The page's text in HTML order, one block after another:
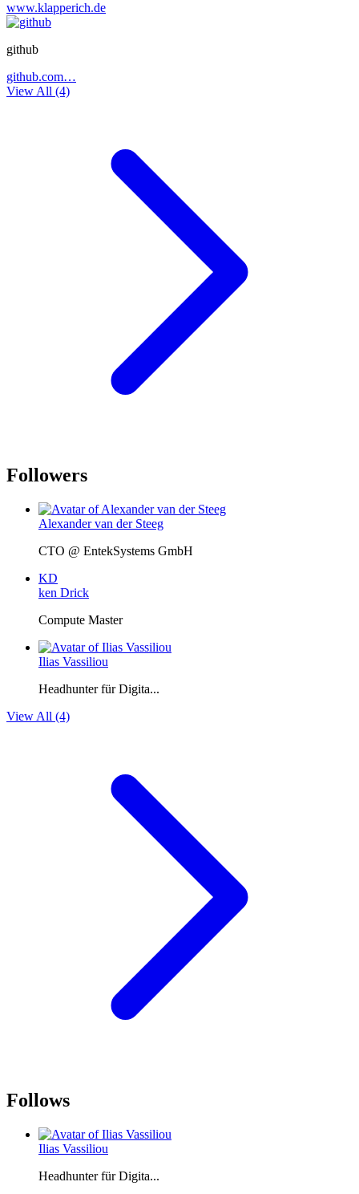
www.klapperich.de
github
github.com…
View All (4)
Followers
Alexander van der Steeg
CTO @ EntekSystems GmbH
KD
ken Drick
Compute Master
Ilias Vassiliou
Headhunter für Digita...
View All (4)
Follows
Ilias Vassiliou
Headhunter für Digita...